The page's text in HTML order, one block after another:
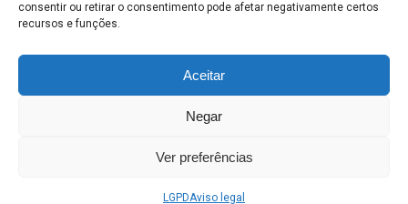
consentir ou retirar o consentimento pode afetar negativamente certos
recursos e funções.
Aceitar
Negar
Ver preferências
LGPDAviso legal
MAPA DO SITE
SEDE DO ADMINISTRATIVO MUNICIPAL - Avenida
Contato: 67 98139-3237